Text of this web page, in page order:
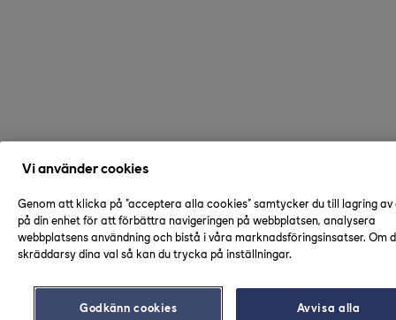
Vi använder cookies
Genom att klicka på "acceptera alla cookies" samtycker du till lagring av
på din enhet för att förbättra navigeringen på webbplatsen, analysera
webbplatsens användning och bistå i våra marknadsföringsinsatser. Om
skräddarsy dina val så kan du trycka på inställningar.
Godkänn cookies Avvisa alla